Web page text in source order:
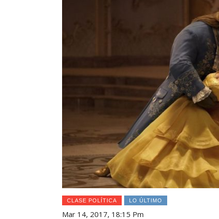
CLASE POLÍTICA LO ÚLTIMO
Mar 14, 2017, 18:15 Pm